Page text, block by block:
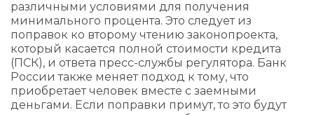
различными условиями для получения
минимального процента. Это следует из
поправок ко второму чтению законопроекта,
который касается полной стоимости кредита
(ПСК), и ответа пресс-службы регулятора. Банк
России также меняет подход к тому, что
приобретает человек вместе с заемными
деньгами. Если поправки примут, то это будут